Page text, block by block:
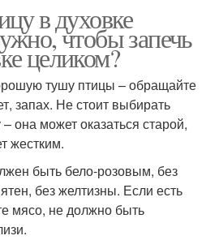
в духовке
чтобы запечь
целиком?
тушу птицы – обращайте
запах. Не стоит выбирать
она может оказаться старой,
жестким.
быть бело-розовым, без
без желтизны. Если есть
мясо, не должно быть